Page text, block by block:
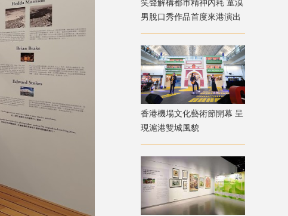
男脫口秀作品首度來港演出
香港機場文化藝術節開幕 呈
現滬港雙城風貌